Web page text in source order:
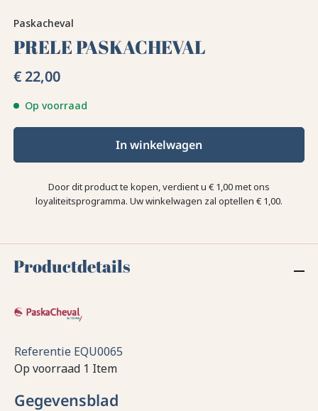
Paskacheval
PRELE PASKACHEVAL
€ 22,00
Op voorraad
In winkelwagen
Door dit product te kopen, verdient u € 1,00met ons
loyaliteitsprogramma. Uw winkelwagen zal optellen € 1,00.
Productdetails
Referentie EQU0065
Op voorraad 1 Item
Gegevensblad